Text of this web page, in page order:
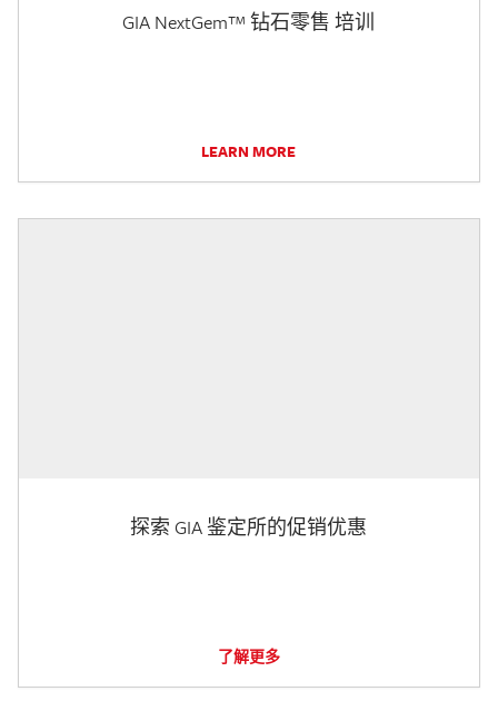
GIA NextGem™ 钻石零售 培训
LEARN MORE
探索 GIA 鉴定所的促销优惠
了解更多